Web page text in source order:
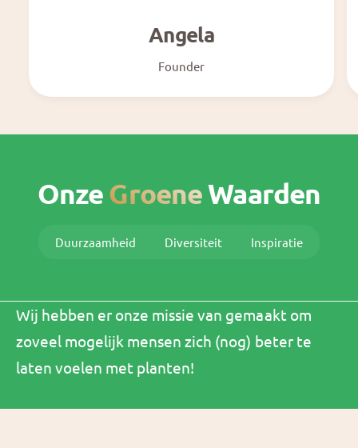
Angela
Founder
OnzeGroeneWaarden
Duurzaamheid Diversiteit Inspiratie
Wij hebben er onze missie van gemaakt om
zoveel mogelijk mensen zich (nog) beter te
laten voelen met planten!